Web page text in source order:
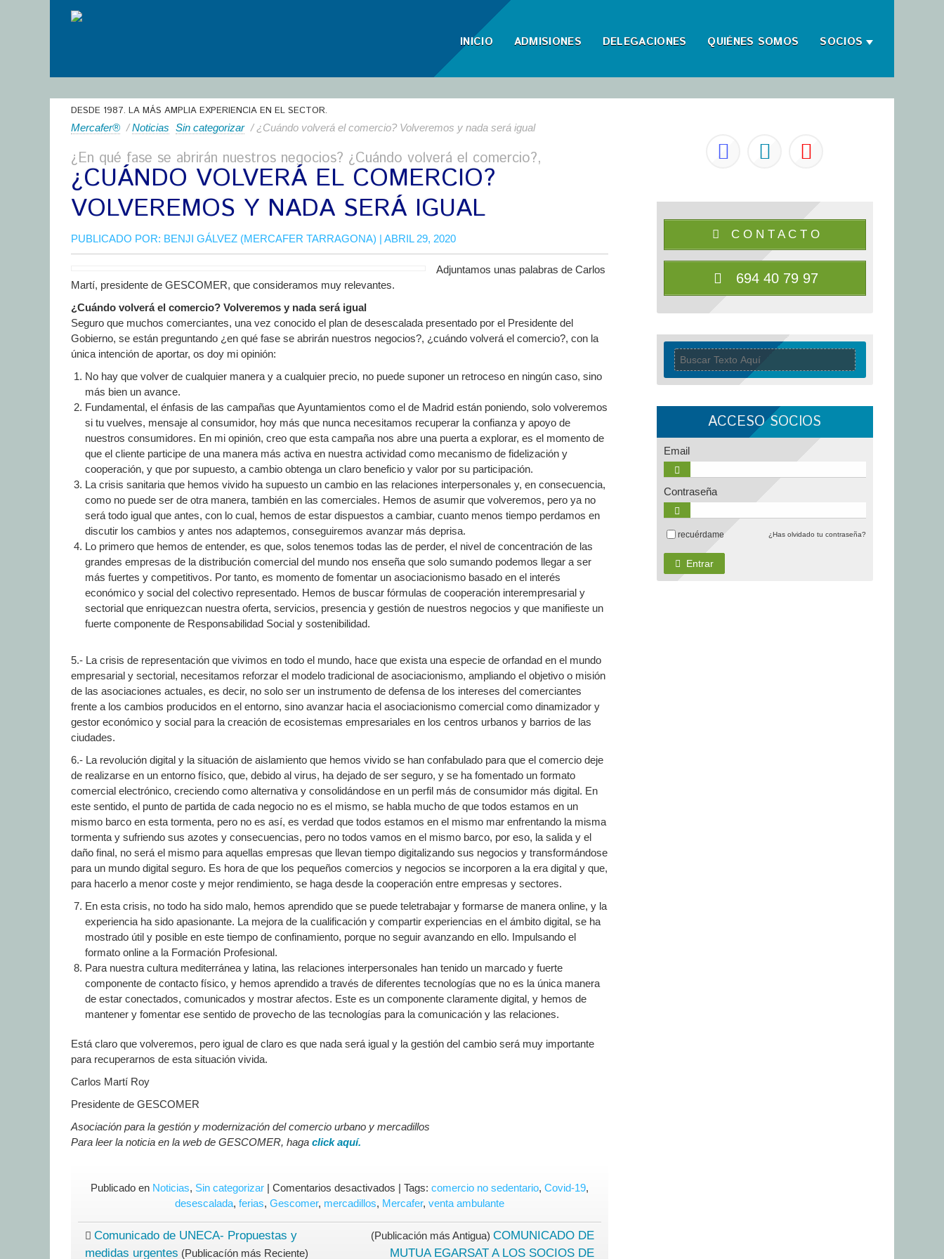
INICIO ADMISIONES DELEGACIONES QUIÉNES SOMOS SOCIOS
DESDE 1987. LA MÁS AMPLIA EXPERIENCIA EN EL SECTOR.
Mercafer® /Noticias Sin categorizar / ¿Cuándo volverá el comercio? Volveremos y nada será igual
¿En qué fase se abrirán nuestros negocios? ¿Cuándo volverá el comercio?,
¿CUÁNDO VOLVERÁ EL COMERCIO?
VOLVEREMOS Y NADA SERÁ IGUAL
PUBLICADO POR: BENJI GÁLVEZ (MERCAFER TARRAGONA) | ABRIL 29, 2020
Adjuntamos unas palabras de Carlos
Martí, presidente de GESCOMER, que consideramos muy relevantes.
¿Cuándo volverá el comercio? Volveremos y nada será igual
Seguro que muchos comerciantes, una vez conocido el plan de desescalada presentado por el Presidente del
Gobierno, se están preguntando ¿en qué fase se abrirán nuestros negocios?, ¿cuándo volverá el comercio?, con la
única intención de aportar, os doy mi opinión:
No hay que volver de cualquier manera y a cualquier precio, no puede suponer un retroceso en ningún caso, sino
más bien un avance.
Fundamental, el énfasis de las campañas que Ayuntamientos como el de Madrid están poniendo, solo volveremos
si tu vuelves, mensaje al consumidor, hoy más que nunca necesitamos recuperar la confianza y apoyo de
nuestros consumidores. En mi opinión, creo que esta campaña nos abre una puerta a explorar, es el momento de
que el cliente participe de una manera más activa en nuestra actividad como mecanismo de fidelización y
cooperación, y que por supuesto, a cambio obtenga un claro beneficio y valor por su participación.
La crisis sanitaria que hemos vivido ha supuesto un cambio en las relaciones interpersonales y, en consecuencia,
como no puede ser de otra manera, también en las comerciales. Hemos de asumir que volveremos, pero ya no
será todo igual que antes, con lo cual, hemos de estar dispuestos a cambiar, cuanto menos tiempo perdamos en
discutir los cambios y antes nos adaptemos, conseguiremos avanzar más deprisa.
Lo primero que hemos de entender, es que, solos tenemos todas las de perder, el nivel de concentración de las
grandes empresas de la distribución comercial del mundo nos enseña que solo sumando podemos llegar a ser
más fuertes y competitivos. Por tanto, es momento de fomentar un asociacionismo basado en el interés
económico y social del colectivo representado. Hemos de buscar fórmulas de cooperación interempresarial y
sectorial que enriquezcan nuestra oferta, servicios, presencia y gestión de nuestros negocios y que manifieste un
fuerte componente de Responsabilidad Social y sostenibilidad.
5.- La crisis de representación que vivimos en todo el mundo, hace que exista una especie de orfandad en el mundo
empresarial y sectorial, necesitamos reforzar el modelo tradicional de asociacionismo, ampliando el objetivo o misión
de las asociaciones actuales, es decir, no solo ser un instrumento de defensa de los intereses del comerciantes
frente a los cambios producidos en el entorno, sino avanzar hacia el asociacionismo comercial como dinamizador y
gestor económico y social para la creación de ecosistemas empresariales en los centros urbanos y barrios de las
ciudades.
6.- La revolución digital y la situación de aislamiento que hemos vivido se han confabulado para que el comercio deje
de realizarse en un entorno físico, que, debido al virus, ha dejado de ser seguro, y se ha fomentado un formato
comercial electrónico, creciendo como alternativa y consolidándose en un perfil más de consumidor más digital. En
este sentido, el punto de partida de cada negocio no es el mismo, se habla mucho de que todos estamos en un
mismo barco en esta tormenta, pero no es así, es verdad que todos estamos en el mismo mar enfrentando la misma
tormenta y sufriendo sus azotes y consecuencias, pero no todos vamos en el mismo barco, por eso, la salida y el
daño final, no será el mismo para aquellas empresas que llevan tiempo digitalizando sus negocios y transformándose
para un mundo digital seguro. Es hora de que los pequeños comercios y negocios se incorporen a la era digital y que,
para hacerlo a menor coste y mejor rendimiento, se haga desde la cooperación entre empresas y sectores.
En esta crisis, no todo ha sido malo, hemos aprendido que se puede teletrabajar y formarse de manera online, y la
experiencia ha sido apasionante. La mejora de la cualificación y compartir experiencias en el ámbito digital, se ha
mostrado útil y posible en este tiempo de confinamiento, porque no seguir avanzando en ello. Impulsando el
formato online a la Formación Profesional.
Para nuestra cultura mediterránea y latina, las relaciones interpersonales han tenido un marcado y fuerte
componente de contacto físico, y hemos aprendido a través de diferentes tecnologías que no es la única manera
de estar conectados, comunicados y mostrar afectos. Este es un componente claramente digital, y hemos de
mantener y fomentar ese sentido de provecho de las tecnologías para la comunicación y las relaciones.
Está claro que volveremos, pero igual de claro es que nada será igual y la gestión del cambio será muy importante
para recuperarnos de esta situación vivida.
Carlos Martí Roy
Presidente de GESCOMER
Asociación para la gestión y modernización del comercio urbano y mercadillos
Para leer la noticia en la web de GESCOMER, haga click aquí.
Publicado en Noticias, Sin categorizar| Comentarios desactivadosen
¿Cuándo
el
comercio?
| Tags: comercio no sedentario, Covid-19,
desescalada, ferias, Gescomer, mercadillos, Mercafer, venta ambulante
Comunicado de UNECA- Propuestas y
medidas urgentes (Publicacíón más Reciente)
(Publicación más Antigua)COMUNICADO DE
MUTUA EGARSAT A LOS SOCIOS DE
C O N T A C T O
694 40 79 97
ACCESO SOCIOS
Email
Contraseña
recuérdame ¿Has olvidado tu contraseña?
Entrar